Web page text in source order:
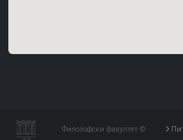
Филозофски факултет ©